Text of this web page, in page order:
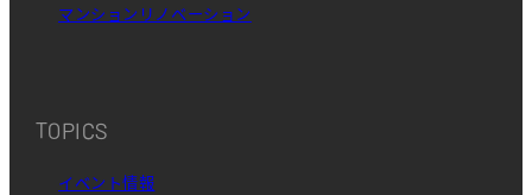
マンションリノベーション
TOPICS
イベント情報